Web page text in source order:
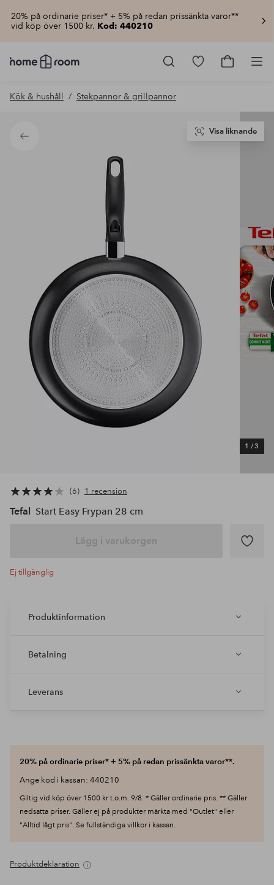
20% på ordinarie priser* + 5% på redan prissänkta varor**
vid köp över 1500 kr. Kod: 440210
Homeroom
–
hemmet
pris
Gå
Gå
Kök & hushåll Stekpannor & grillpannor
Tillbaka
1 /3
Visa liknande
6 1 recension
Tefal Start Easy Frypan 28 cm
Lägg i varukorgen
Ej tillgänglig
Produktinformation
Betalning
Leverans
20% på ordinarie priser* + 5% på redan prissänkta varor**.
Ange kod i kassan: 440210
Giltig vid köp över 1500 kr t.o.m. 9/8. * Gäller ordinarie pris. ** Gäller
nedsatta priser. Gäller ej på produkter märkta med "Outlet" eller
"Alltid lågt pris". Se fullständiga villkor i kassan.
Produktdeklaration